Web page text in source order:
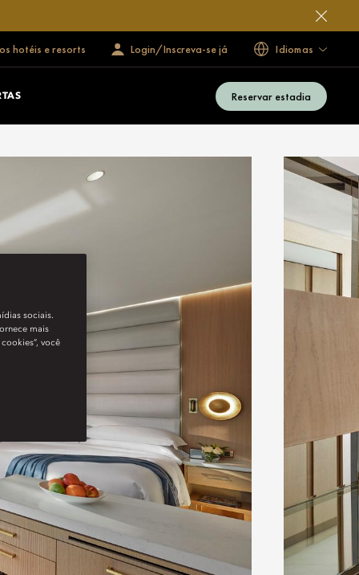
hotéis e resorts Login/Inscreva-se já Idiomas
Reservar estadia
sociais.
mais
você